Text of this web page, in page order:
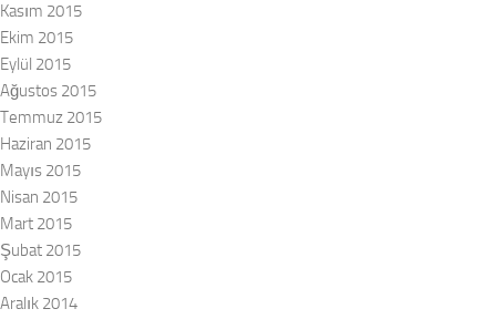
Kasım 2015
Ekim 2015
Eylül 2015
Ağustos 2015
Temmuz 2015
Haziran 2015
Mayıs 2015
Nisan 2015
Mart 2015
Şubat 2015
Ocak 2015
Aralık 2014